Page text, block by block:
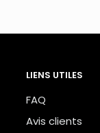
LIENS UTILES
FAQ
Avis clients